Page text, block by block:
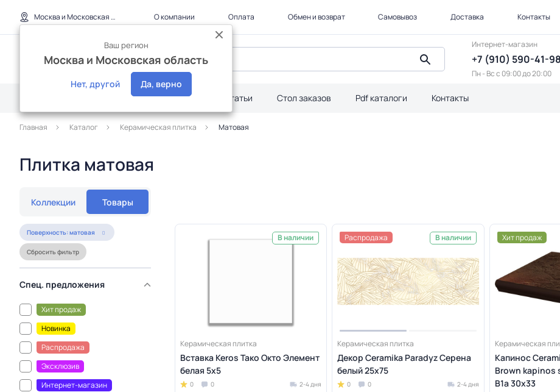
Москва и Московская область
Ваш регион
Москва и Московская область
Нет, другой Да, верно
О компании Оплата Обмен и возврат Самовывоз Доставка Контакты
Интернет-магазин
+7 (910) 590-41-98
Пн - Вс с 09:00 до 20:00
Дилерам Акции Статьи Стол заказов Pdf каталоги Контакты
Главная Каталог Керамическая плитка Матовая
Плитка матовая
Коллекции Товары
Поверхность: матовая
Сбросить фильтр
Спец. предложения
Хит продаж
Новинка
Распродажа
Эксклюзив
Интернет-магазин
В наличии
Керамическая плитка
Вставка Keros Тако Окто Элемент
белая 5x5
0 0 2-4 дня
Распродажа В наличии
Керамическая плитка
Декор Ceramika Paradyz Серена
белый 25x75
0 0 2-4 дня
Хит продаж
Керамическая
Капинос
Brown
B1a 30х33